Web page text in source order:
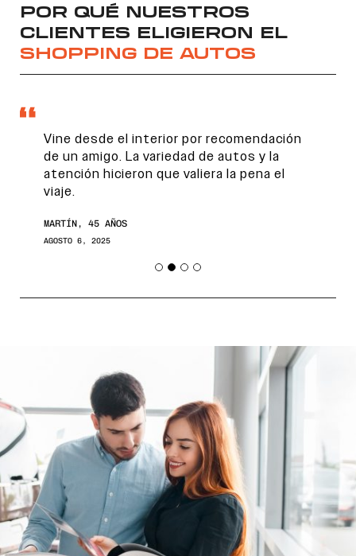
POR QUÉ NUESTROS
CLIENTES ELIGIERON EL
SHOPPING DE AUTOS
Vine desde el interior por recomendación
de un amigo. La variedad de autos y la
atención hicieron que valiera la pena el
viaje.
MARTÍN, 45 AÑOS
AGOSTO 6, 2025